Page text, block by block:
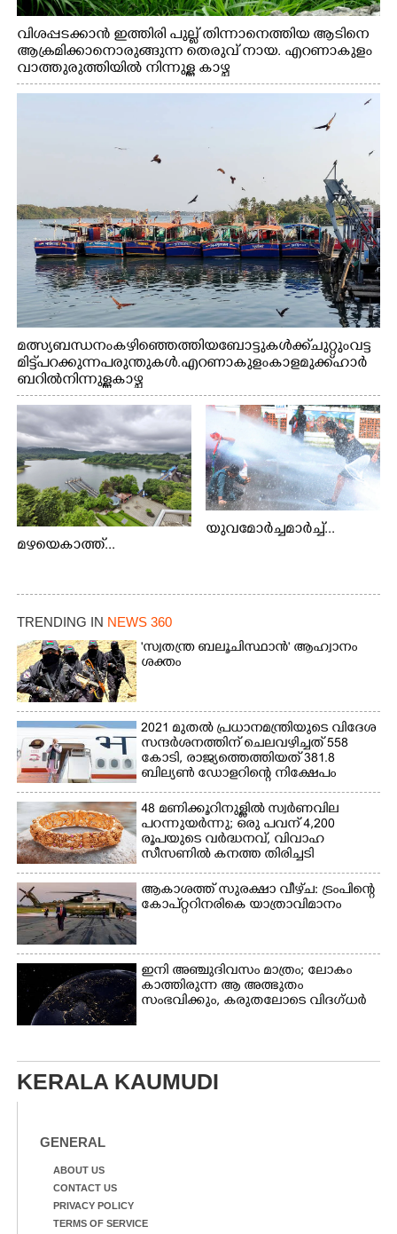
വിശപ്പടക്കാൻ ഇത്തിരി പുല്ല് തിന്നാനെത്തിയ ആടിനെ
ആക്രമിക്കാനൊരുങ്ങുന്ന തെരുവ് നായ. എറണാകുളം
വാത്തുരുത്തിയിൽ നിന്നുള്ള കാഴ്ച
മത്സ്യബന്ധനം കഴിഞ്ഞെത്തിയ ബോട്ടുകൾക്ക് ചുറ്റും വട്ട
മിട്ട് പറക്കുന്ന പരുന്തുകൾ. എറണാകുളം കാളമുക്ക് ഹാർ
ബറിൽ നിന്നുള്ള കാഴ്ച
മഴയെകാത്ത്...
യുവമോർച്ചമാർച്ച്...
TRENDING IN NEWS 360
'സ്വതന്ത്ര ബലൂചിസ്ഥാൻ' ആഹ്വാനം
ശക്തം
2021 മുതൽ പ്രധാനമന്ത്രിയുടെ വിദേശ
സന്ദർശനത്തിന് ചെലവഴിച്ചത് 558
കോടി, രാജ്യത്തെത്തിയത് 381.8
ബില്യൺ ഡോളറിന്റെ നിക്ഷേപം
48 മണിക്കൂറിനുള്ളിൽ സ്വർണവില
പറന്നുയർന്നു; ഒരു പവന് 4,200
രൂപയുടെ വർദ്ധനവ്, വിവാഹ
സീസണിൽ കനത്ത തിരിച്ചടി
ആകാശത്ത് സുരക്ഷാ വീഴ്‌ച: ട്രംപിന്റെ
കോ‌പ്‌റ്ററിനരികെ യാത്രാവിമാനം
ഇനി അഞ്ചുദിവസം മാത്രം; ലോകം
കാത്തിരുന്ന ആ അത്ഭുതം
സംഭവിക്കും, കരുതലോടെ വിദഗ്ധർ
KERALA KAUMUDI
GENERAL
ABOUT US
CONTACT US
PRIVACY POLICY
TERMS OF SERVICE